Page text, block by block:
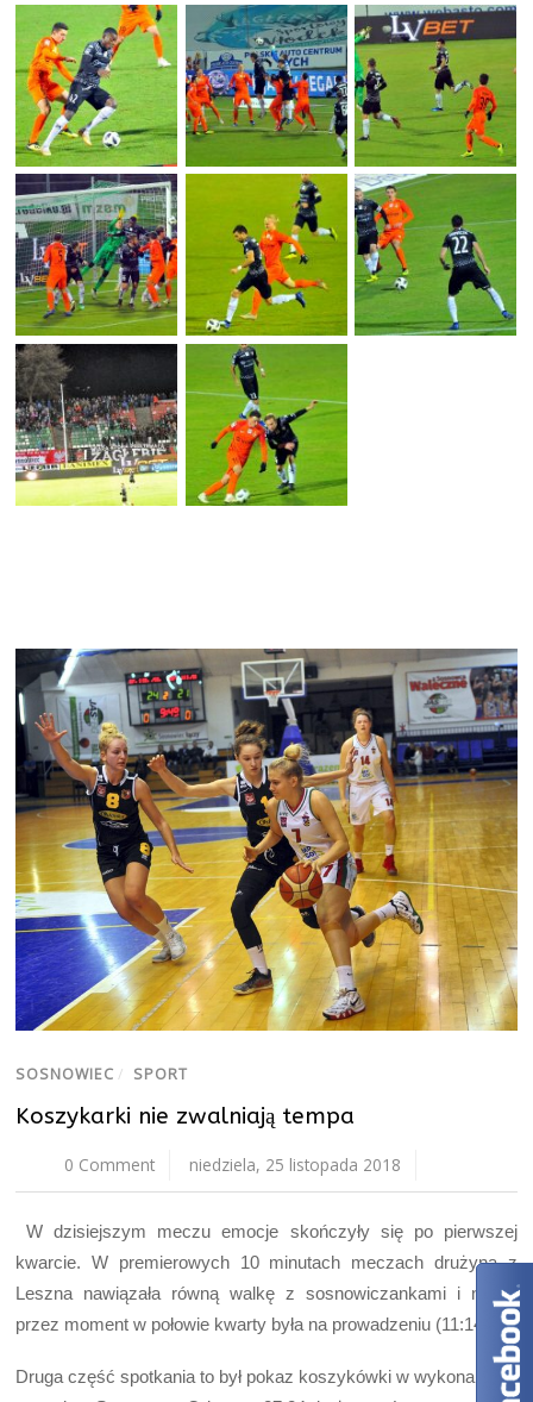
SOSNOWIEC / SPORT
Koszykarki nie zwalniają tempa
0 Comment niedziela, 25 listopada 2018
W dzisiejszym meczu emocje skończyły się po pierwszej
kwarcie. W premierowych 10 minutach meczach drużyna z
Leszna nawiązała równą walkę z sosnowiczankami i nawet
przez moment w połowie kwarty była na prowadzeniu (11:14).
Druga część spotkania to był pokaz koszykówki w wykonaniu